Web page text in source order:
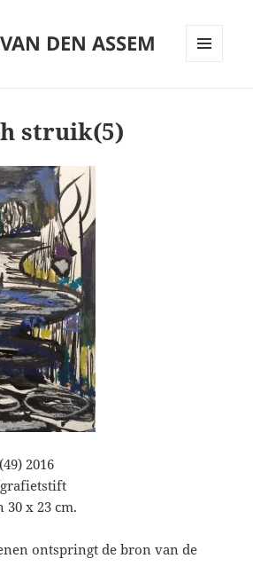
DEN ASSEM
struik(5)
(49) 2016
x 23 cm.
ontspringt de bron van de